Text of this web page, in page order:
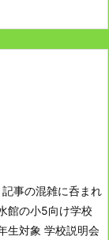
事の混雑に呑まれ
館の小5向け学校
生対象 学校説明会